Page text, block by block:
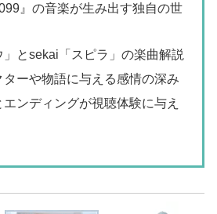
』の音楽が生み出す独自の世
」とsekai「スピラ」の楽曲解説
ーや物語に与える感情の深み
ンディングが視聴体験に与え